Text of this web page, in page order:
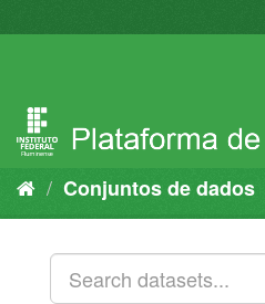
para
Conjuntos de dados